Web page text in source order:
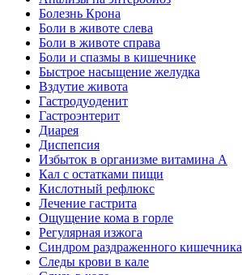
Болезнь Крона
Боли в животе слева
Боли в животе справа
Боли и спазмы в кишечнике
Быстрое насыщение желудка
Вздутие живота
Гастродуоденит
Гастроэнтерит
Диарея
Диспепсия
Избыток в организме витамина А
Кал с остатками пищи
Кислотный рефлюкс
Лечение гастрита
Ощущение кома в горле
Регулярная изжога
Синдром раздраженного кишечника
Следы крови в кале